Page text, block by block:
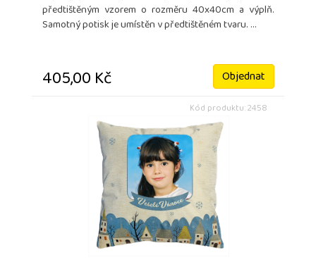
předtištěným vzorem o rozměru 40x40cm a výplň.
Samotný potisk je umístěn v předtištěném tvaru. ...
405,00 Kč Objednat
Kód produktu: 2458